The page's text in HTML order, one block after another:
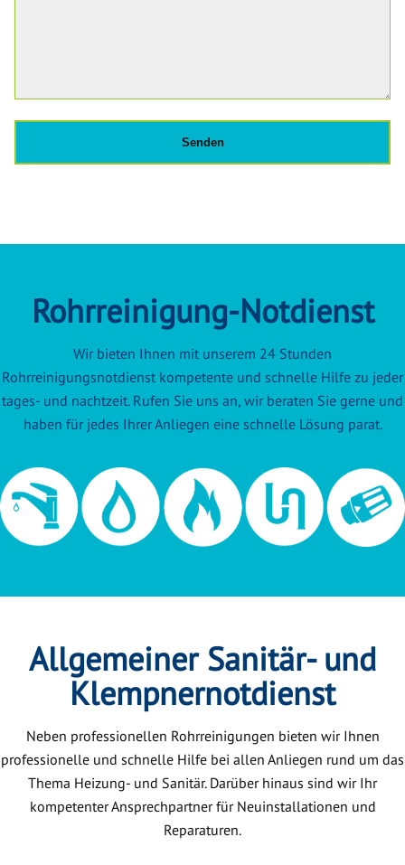
Rohrreinigung-Notdienst
Wir bieten Ihnen mit unserem 24 Stunden
Rohrreinigungsnotdienst kompetente und schnelle Hilfe zu jeder
tages- und nachtzeit. Rufen Sie uns an, wir beraten Sie gerne und
haben für jedes Ihrer Anliegen eine schnelle Lösung parat.
Allgemeiner Sanitär- und
Klempnernotdienst
Neben professionellen Rohrreinigungen bieten wir Ihnen
professionelle und schnelle Hilfe bei allen Anliegen rund um das
Thema Heizung- und Sanitär. Darüber hinaus sind wir Ihr
kompetenter Ansprechpartner für Neuinstallationen und
Reparaturen.